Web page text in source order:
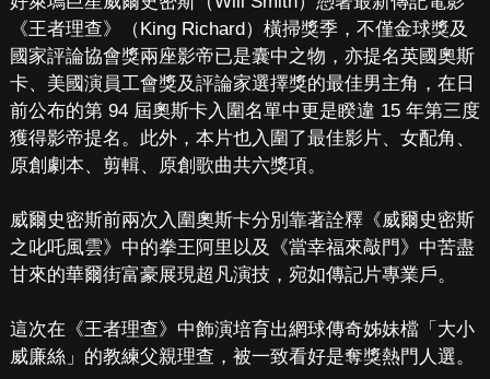
《王者理查》（King Richard）橫掃獎季，不僅金球獎及
國家評論協會獎兩座影帝已是囊中之物，亦提名英國奧斯
卡、美國演員工會獎及評論家選擇獎的最佳男主角，在日
前公布的第 94 屆奧斯卡入圍名單中更是睽違 15 年第三度
獲得影帝提名。此外，本片也入圍了最佳影片、女配角、
原創劇本、剪輯、原創歌曲共六獎項。
威爾史密斯前兩次入圍奧斯卡分別靠著詮釋《威爾史密斯
之叱吒風雲》中的拳王阿里以及《當幸福來敲門》中苦盡
甘來的華爾街富豪展現超凡演技，宛如傳記片專業戶。
這次在《王者理查》中飾演培育出網球傳奇姊妹檔「大小
威廉絲」的教練父親理查，被一致看好是奪獎熱門人選。